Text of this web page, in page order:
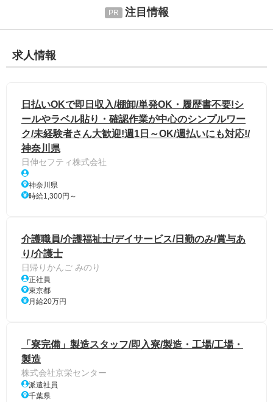
注目情報
求人情報
日払いOKで即日収入/棚卸/単発OK・履歴書不要!シ
ールやラベル貼り・確認作業が中心のシンプルワー
ク/未経験者さん大歓迎!週1日～OK/週払いにも対応!/
神奈川県
日伸セフティ株式会社
神奈川県
時給1,300円～
介護職員/介護福祉士/デイサービス/日勤のみ/賞与あ
り/介護士
日帰りかんご みのり
正社員
東京都
月給20万円
「寮完備」製造スタッフ/即入寮/製造・工場/工場・
製造
株式会社京栄センター
派遣社員
千葉県